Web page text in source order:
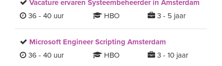
Vacature ervaren Systeembeheerder in Amsterdam
36 - 40 uur
HBO 3 - 5 jaar
Microsoft Engineer Scripting Amsterdam
36 - 40 uur
HBO 3 - 10 jaar